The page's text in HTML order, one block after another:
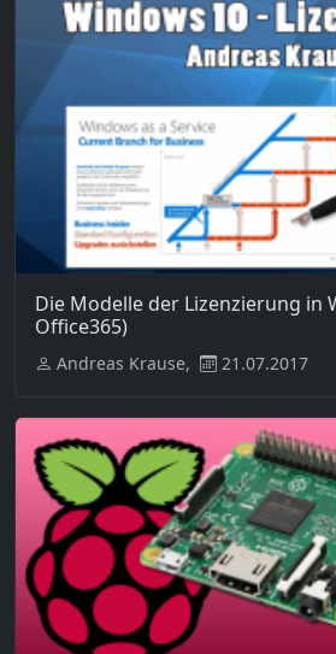
Die Modelle der Lizenzierung in
Office365)
Andreas Krause, 21.07.2017